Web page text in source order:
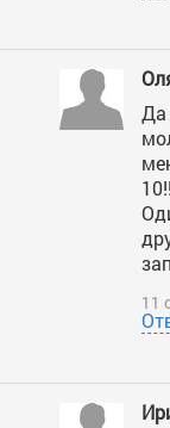
Да
10!!
11